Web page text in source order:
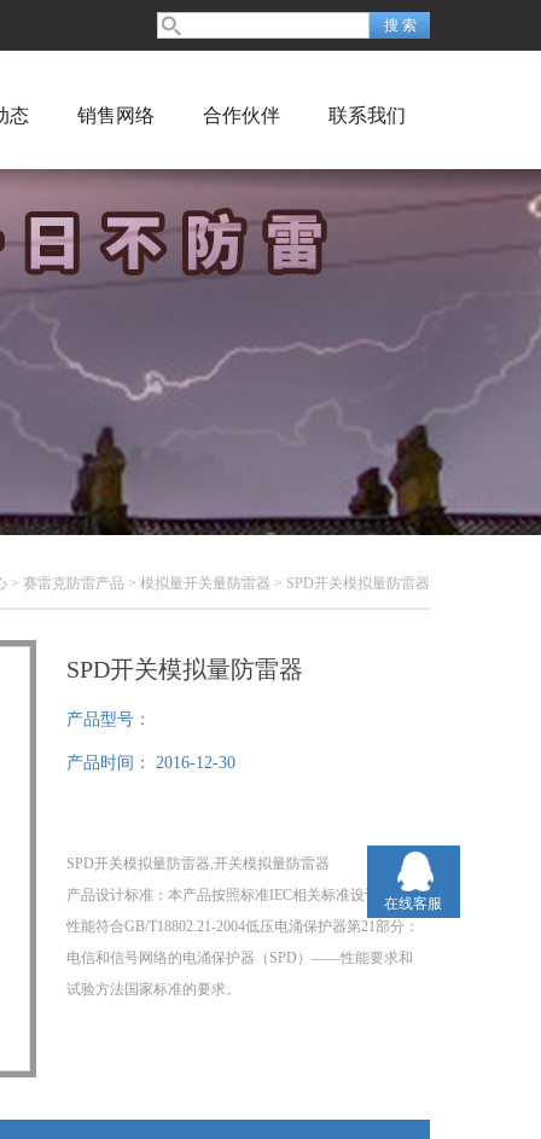
态 销售网络 合作伙伴 联系我们
> 赛雷克防雷产品 > 模拟量开关量防雷器 > SPD开关模拟量防雷器
SPD开关模拟量防雷器
产品型号：
产品时间： 2016-12-30
SPD开关模拟量防雷器,开关模拟量防雷器
产品设计标准：本产品按照标准IEC相关标准设计，产品
性能符合GB/T18802.21-2004低压电涌保护器第21部分：
电信和信号网络的电涌保护器（SPD）——性能要求和
试验方法国家标准的要求。
在线客服